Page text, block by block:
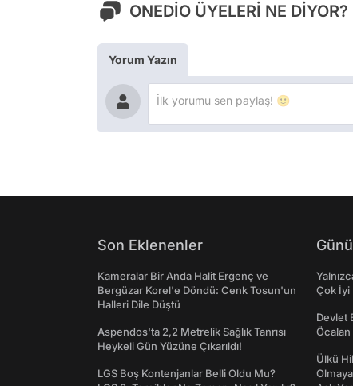
ONEDİO ÜYELERİ NE DİYOR?
Yorum Yazın
Son Eklenenler
Kameralar Bir Anda Halit Ergenç ve
Bergüzar Korel'e Döndü: Cenk Tosun'un
Halleri Dile Düştü
Aspendos'ta 2,2 Metrelik Sağlık Tanrısı
Heykeli Gün Yüzüne Çıkarıldı!
LGS Boş Kontenjanlar Belli Oldu Mu?
Çok İyi
Devlet
Öcalan
Ülkü